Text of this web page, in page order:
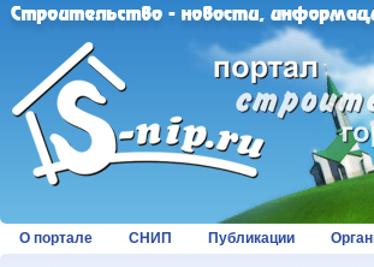
О портале СНИП Публикации